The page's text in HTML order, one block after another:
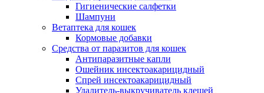
Гигиенические салфетки
Шампуни
Ветаптека для кошек
Кормовые добавки
Средства от паразитов для кошек
Антипаразитные капли
Ошейник инсектоакарицидный
Спрей инсектоакарицидный
Удалитель-выкручиватель клещей